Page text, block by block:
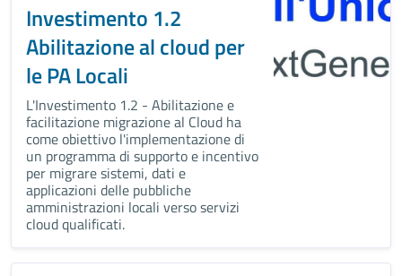
Investimento 1.2
Abilitazione al cloud per
le PA Locali
L'Investimento 1.2 - Abilitazione e
facilitazione migrazione al Cloud ha
come obiettivo l'implementazione di
un programma di supporto e incentivo
per migrare sistemi, dati e
applicazioni delle pubbliche
amministrazioni locali verso servizi
cloud qualificati.